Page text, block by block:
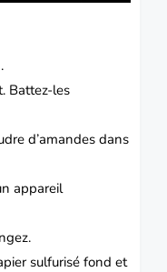
Battez-les
d’amandes dans
appareil
sulfurisé fond et